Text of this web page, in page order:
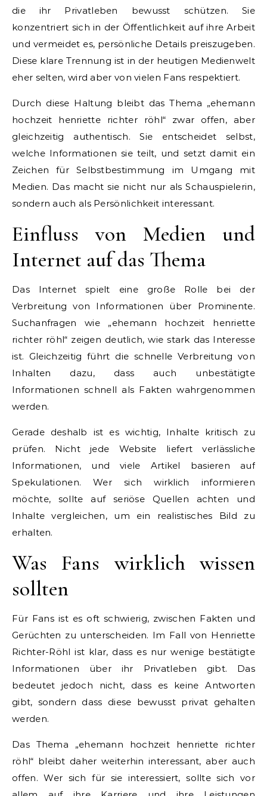
die ihr Privatleben bewusst schützen. Sie
konzentriert sich in der Öffentlichkeit auf ihre Arbeit
und vermeidet es, persönliche Details preiszugeben.
Diese klare Trennung ist in der heutigen Medienwelt
eher selten, wird aber von vielen Fans respektiert.
Durch diese Haltung bleibt das Thema „ehemann
hochzeit henriette richter röhl“ zwar offen, aber
gleichzeitig authentisch. Sie entscheidet selbst,
welche Informationen sie teilt, und setzt damit ein
Zeichen für Selbstbestimmung im Umgang mit
Medien. Das macht sie nicht nur als Schauspielerin,
sondern auch als Persönlichkeit interessant.
Einfluss von Medien und
Internet auf das Thema
Das Internet spielt eine große Rolle bei der
Verbreitung von Informationen über Prominente.
Suchanfragen wie „ehemann hochzeit henriette
richter röhl“ zeigen deutlich, wie stark das Interesse
ist. Gleichzeitig führt die schnelle Verbreitung von
Inhalten dazu, dass auch unbestätigte
Informationen schnell als Fakten wahrgenommen
werden.
Gerade deshalb ist es wichtig, Inhalte kritisch zu
prüfen. Nicht jede Website liefert verlässliche
Informationen, und viele Artikel basieren auf
Spekulationen. Wer sich wirklich informieren
möchte, sollte auf seriöse Quellen achten und
Inhalte vergleichen, um ein realistisches Bild zu
erhalten.
Was Fans wirklich wissen
sollten
Für Fans ist es oft schwierig, zwischen Fakten und
Gerüchten zu unterscheiden. Im Fall von Henriette
Richter-Röhl ist klar, dass es nur wenige bestätigte
Informationen über ihr Privatleben gibt. Das
bedeutet jedoch nicht, dass es keine Antworten
gibt, sondern dass diese bewusst privat gehalten
werden.
Das Thema „ehemann hochzeit henriette richter
röhl“ bleibt daher weiterhin interessant, aber auch
offen. Wer sich für sie interessiert, sollte sich vor